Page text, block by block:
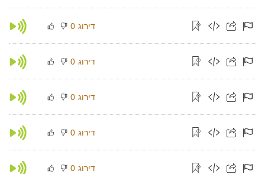
0 דירוג
0 דירוג
0 דירוג
0 דירוג
0 דירוג